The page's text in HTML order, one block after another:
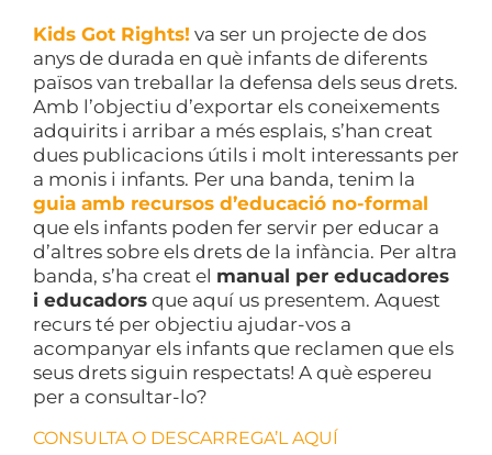
Kids Got Rights! va ser un projecte de dos
anys de durada en què infants de diferents
països van treballar la defensa dels seus drets.
Amb l’objectiu d’exportar els coneixements
adquirits i arribar a més esplais, s’han creat
dues publicacions útils i molt interessants per
a monis i infants. Per una banda, tenim la
guia amb recursos d’educació no-formal
que els infants poden fer servir per educar a
d’altres sobre els drets de la infància. Per altra
banda, s’ha creat el manual per educadores
i educadors que aquí us presentem. Aquest
recurs té per objectiu ajudar-vos a
acompanyar els infants que reclamen que els
seus drets siguin respectats! A què espereu
per a consultar-lo?
CONSULTA O DESCARREGA’L AQUÍ